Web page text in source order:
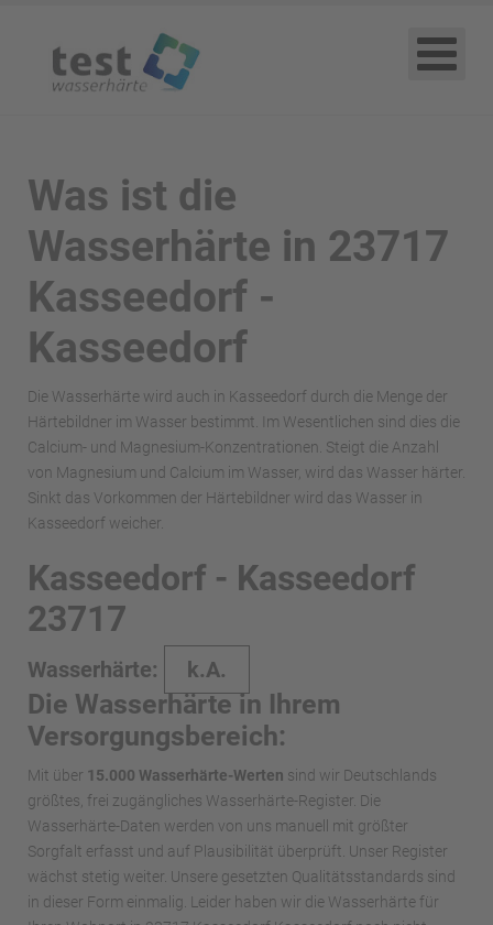
Was ist die
Wasserhärte in 23717
Kasseedorf -
Kasseedorf
Die Wasserhärte wird auch in Kasseedorf durch die Menge der
Härtebildner im Wasser bestimmt. Im Wesentlichen sind dies die
Calcium- und Magnesium-Konzentrationen. Steigt die Anzahl
von Magnesium und Calcium im Wasser, wird das Wasser härter.
Sinkt das Vorkommen der Härtebildner wird das Wasser in
Kasseedorf weicher.
Kasseedorf - Kasseedorf
23717
Wasserhärte: k.A.
Die Wasserhärte in Ihrem
Versorgungsbereich:
Mit über 15.000 Wasserhärte-Werten sind wir Deutschlands
größtes, frei zugängliches Wasserhärte-Register. Die
Wasserhärte-Daten werden von uns manuell mit größter
Sorgfalt erfasst und auf Plausibilität überprüft. Unser Register
wächst stetig weiter. Unsere gesetzten Qualitätsstandards sind
in dieser Form einmalig. Leider haben wir die Wasserhärte für